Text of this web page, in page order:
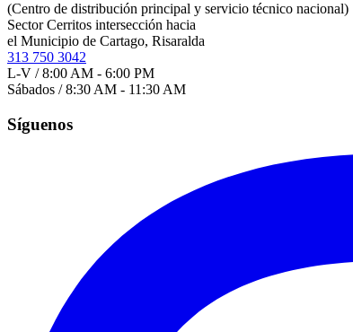
(Centro de distribución principal y servicio técnico nacional)
Sector Cerritos intersección hacia
el Municipio de Cartago, Risaralda
313 750 3042
L-V / 8:00 AM - 6:00 PM
Sábados / 8:30 AM - 11:30 AM
Síguenos